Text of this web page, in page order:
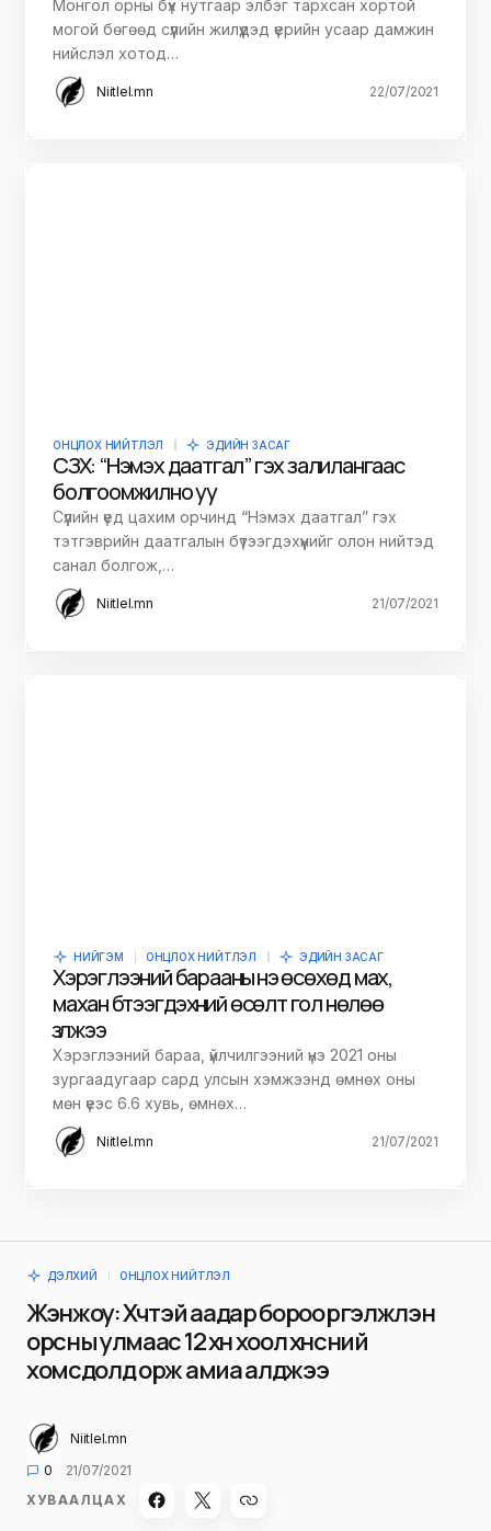
Монгол орны бүх нутгаар элбэг тархсан хортой
могой бөгөөд сүүлийн жилүүдэд үерийн усаар дамжин
нийслэл хотод…
Niitlel.mn 22/07/2021
ОНЦЛОХ НИЙТЛЭЛ ЭДИЙН ЗАСАГ
СЗХ: “Нэмэх даатгал” гэх залилангаас
болгоомжилно уу
Сүүлийн үед цахим орчинд “Нэмэх даатгал” гэх
тэтгэврийн даатгалын бүтээгдэхүүнийг олон нийтэд
санал болгож,…
Niitlel.mn 21/07/2021
НИЙГЭМ ОНЦЛОХ НИЙТЛЭЛ ЭДИЙН ЗАСАГ
Хэрэглээний барааны үнэ өсөхөд мах,
махан бүтээгдэхүүний өсөлт гол нөлөө
үзүүлжээ
Хэрэглээний бараа, үйлчилгээний үнэ 2021 оны
зургаадугаар сард улсын хэмжээнд өмнөх оны
мөн үеэс 6.6 хувь, өмнөх…
Niitlel.mn 21/07/2021
ДЭЛХИЙ ОНЦЛОХ НИЙТЛЭЛ
Жэнжоу: Хүчтэй аадар бороо үргэлжлэн
орсны улмаас 12 хүн хоол хүнсний
хомсдолд орж амиа алджээ
Niitlel.mn
0
21/07/2021
ХУВААЛЦАХ